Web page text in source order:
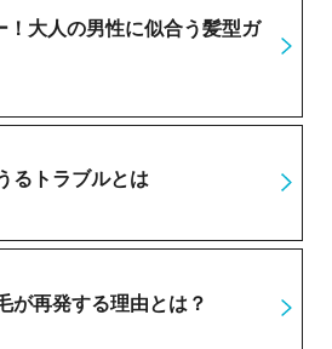
！大人の男性に似合う髪型ガ
るトラブルとは
が再発する理由とは？